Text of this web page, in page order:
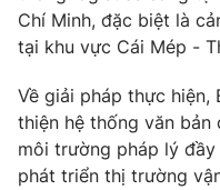
Hitech Công nghệ
Sản phẩm
Thị trường
Tư vấn
Giao lưu trực tuyến
Lịch phát sóng
Chuyên mục khác
Chí Minh, đặc biệt là
tại khu vực Cái Mép -
Về giải pháp thực hiện,
thiện hệ thống văn
môi trường pháp lý
phát triển thị trường